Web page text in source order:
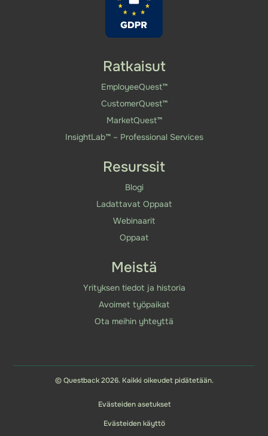
Ratkaisut
EmployeeQuest™
CustomerQuest™
MarketQuest™
InsightLab™ – Professional Services
Resurssit
Blogi
Ladattavat Oppaat
Webinaarit
Oppaat
Meistä
Yrityksen tiedot ja historia
Avoimet työpaikat
Ota meihin yhteyttä
© Questback 2026. Kaikki oikeudet pidätetään.
Evästeiden asetukset
Evästeiden käyttö